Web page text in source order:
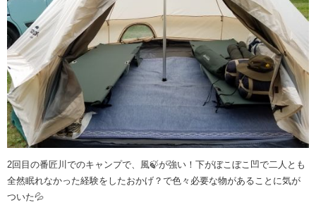
2回目の番匠川でのキャンプで、風🍃が強い！下がぼこぼこ凹で二人とも
全然眠れなかった経験をしたおかげ？で色々必要な物があることに気が
ついた💦